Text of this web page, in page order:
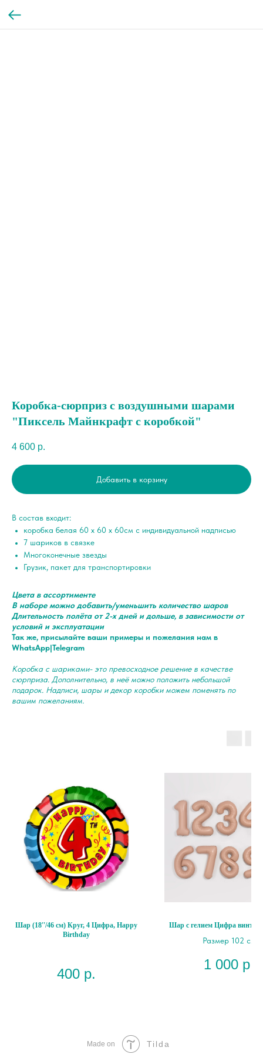
Коробка-сюрприз с воздушными шарами
"Пиксель Майнкрафт с коробкой"
4 600 р.
Добавить в корзину
В состав входит:
коробка белая 60 х 60 х 60см с индивидуальной надписью
7 шариков в связке
Многоконечные звезды
Грузик, пакет для транспортировки
Цвета в ассортименте
В наборе можно добавить/уменьшить количество шаров
Длительность полёта от 2-х дней и дольше, в зависимости от
условий и эксплуатации
Так же, присылайте ваши примеры и пожелания нам в
WhatsApp|Telegram
Коробка с шариками- это превосходное решение в качестве
сюрприза. Дополнительно, в неё можно положить небольшой
подарок. Надписи, шары и декор коробки можем поменять по
вашим пожеланиям.
Шар (18''/46 см) Круг, 4 Цифра, Happy
Birthday
400 р.
Шар с гелием Цифра
Размер 102 см
1 000 р.
Made on Tilda